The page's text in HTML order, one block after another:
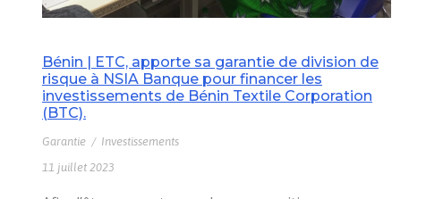
Bénin | ETC, apporte sa garantie de division de
risque à NSIA Banque pour financer les
investissements de Bénin Textile Corporation
(BTC).
Garantie / Investissements
11 juillet 2023